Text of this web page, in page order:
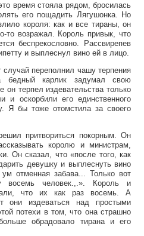
время стояла рядом, бросилась
его пощадить Лягушонка. Но
короля: как и все тираны, он
то возражал. Король привык, что
беспрекословно. Рассвирепев
и выплеснул вино ей в лицо.
переполнил чашу терпения
бедный карлик задумал свою
терпел издевательства только
и оскорбили его единственного
Я бы тоже отомстила за своего
притвориться покорным. Он
королю и министрам,
Он сказал, что «после того, как
девушку и выплеснуть вино
отменная забава... Только вот
восемь человек.,.». Король и
что их как раз восемь. А
они издеваться над простыми
потехи в том, что она страшно
обрадовало тирана и его